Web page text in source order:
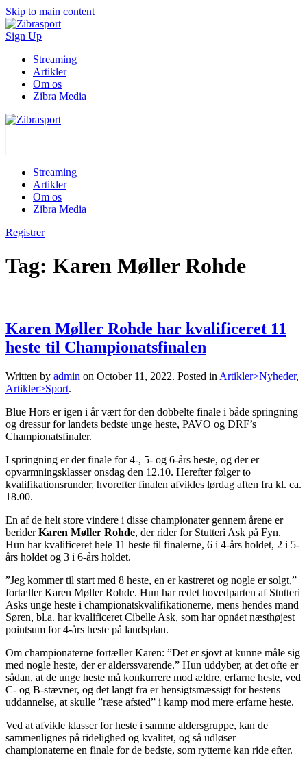
Skip to main content
Sign Up
Streaming
Artikler
Om os
Zibra Media
Streaming
Artikler
Om os
Zibra Media
Registrer
Tag: Karen Møller Rohde
Karen Møller Rohde har kvalificeret 11
heste til Championatsfinalen
Written by admin on October 11, 2022. Posted in Artikler>Nyheder,
Artikler>Sport.
Blue Hors er igen i år vært for den dobbelte finale i både springning
og dressur for landets bedste unge heste, PAVO og DRF’s
Championatsfinaler.
I springning er der finale for 4-, 5- og 6-års heste, og der er
opvarmningsklasser onsdag den 12.10. Herefter følger to
kvalifikationsrunder, hvorefter finalen afvikles lørdag aften fra kl. ca.
18.00.
En af de helt store vindere i disse championater gennem årene er
beriderKaren Møller Rohde, der rider for Stutteri Ask på Fyn.
Hun har kvalificeret hele 11 heste til finalerne, 6 i 4-års holdet, 2 i 5-
års holdet og 3 i 6-års holdet.
”Jeg kommer til start med 8 heste, en er kastreret og nogle er solgt,”
fortæller Karen Møller Rohde. Hun har redet hovedparten af Stutteri
Asks unge heste i championatskvalifikationerne, mens hendes mand
Søren, bl.a. har kvalificeret Cibelle Ask, som har opnået næsthøjest
pointsum for 4-års heste på landsplan.
Om championaterne fortæller Karen: ”Det er sjovt at kunne måle sig
med nogle heste, der er alderssvarende.” Hun uddyber, at det ofte er
sådan, at de unge heste må konkurrere mod ældre, erfarne heste, ved
C- og B-stævner, og det langt fra er hensigtsmæssigt for hestens
uddannelse, at skulle ”ræse afsted” i kamp mod mere erfarne heste.
Ved at afvikle klasser for heste i samme aldersgruppe, kan de
sammenlignes på ridelighed og kvalitet, og så udløser
championaterne en finale for de bedste, som rytterne kan ride efter.